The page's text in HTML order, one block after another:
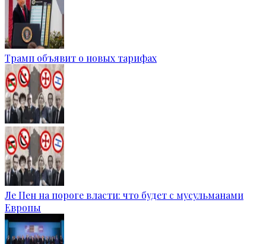
Трамп объявит о новых тарифах
Ле Пен на пороге власти: что будет с мусульманами
Европы